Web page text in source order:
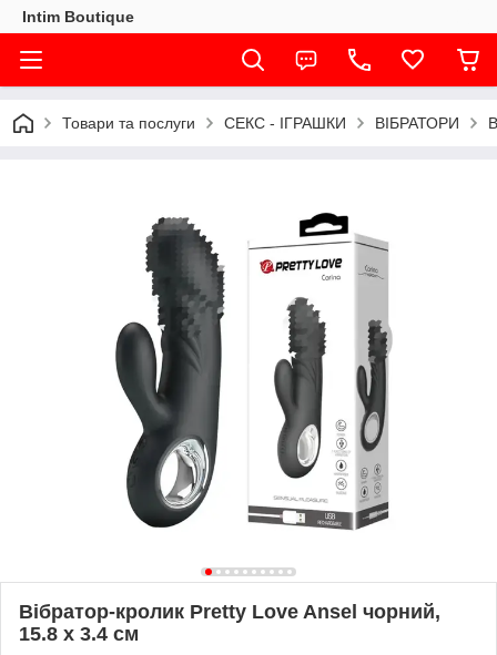
Intim Boutique
Товари та послуги СЕКС - ІГРАШКИ ВІБРАТОРИ
Вібратор-кролик Pretty Love Ansel чорний,
15.8 х 3.4 см